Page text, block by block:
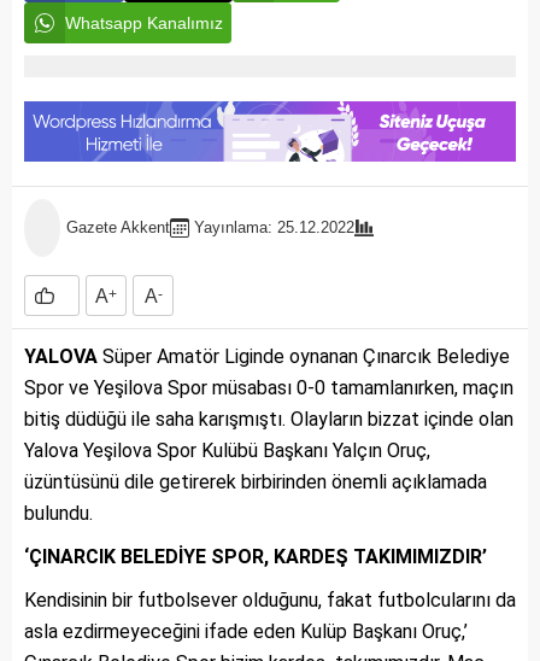
Whatsapp Kanalımız
Gazete Akkent Yayınlama: 25.12.2022
A+ A-
YALOVA Süper Amatör Liginde oynanan Çınarcık Belediye
Spor ve Yeşilova Spor müsabası 0-0 tamamlanırken, maçın
bitiş düdüğü ile saha karışmıştı. Olayların bizzat içinde olan
Yalova Yeşilova Spor Kulübü Başkanı Yalçın Oruç,
üzüntüsünü dile getirerek birbirinden önemli açıklamada
bulundu.
‘ÇINARCIK BELEDİYE SPOR, KARDEŞ TAKIMIMIZDIR’
Kendisinin bir futbolsever olduğunu, fakat futbolcularını da
asla ezdirmeyeceğini ifade eden Kulüp Başkanı Oruç,’